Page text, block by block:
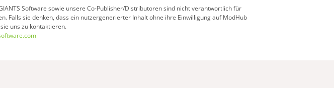
Software sowie unsere Co-Publisher/Distributoren sind nicht verantwortlich für
Falls sie denken, dass ein nutzergenerierter Inhalt ohne ihre Einwilligung auf ModHub
uns zu kontaktieren.